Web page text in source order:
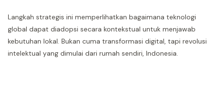
Langkah strategis ini memperlihatkan bagaimana teknologi
global dapat diadopsi secara kontekstual untuk menjawab
kebutuhan lokal. Bukan cuma transformasi digital, tapi revolusi
intelektual yang dimulai dari rumah sendiri, Indonesia.